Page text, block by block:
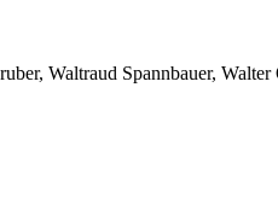
Waltraud Spannbauer,